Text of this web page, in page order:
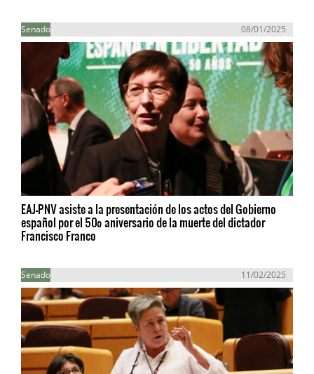
Senado 08/01/2025
EAJ-PNV asiste a la presentación de los actos del Gobierno
español por el 50º aniversario de la muerte del dictador
Francisco Franco
Senado 11/02/2025